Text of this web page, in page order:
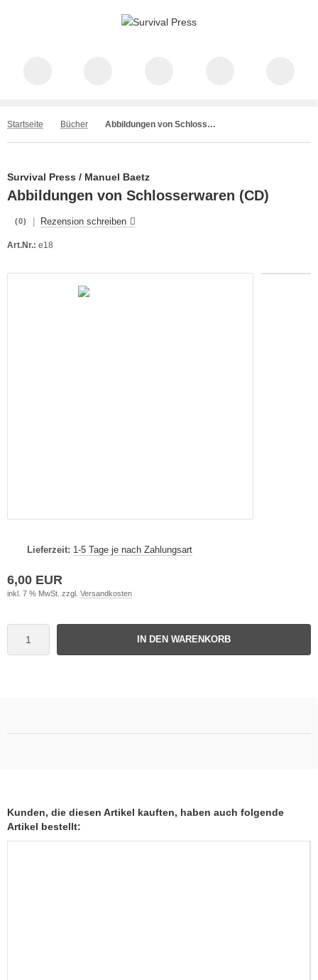
Startseite Bücher Abbildungen von Schlosserwaren (CD)
Survival Press / Manuel Baetz
Abbildungen von Schlosserwaren (CD)
(0) Rezension schreiben
Art.Nr.: e18
Lieferzeit: 1-5 Tage je nach Zahlungsart
6,00 EUR
inkl. 7 % MwSt. zzgl. Versandkosten
IN DEN WARENKORB
Kunden, die diesen Artikel kauften, haben auch folgende
Artikel bestellt: